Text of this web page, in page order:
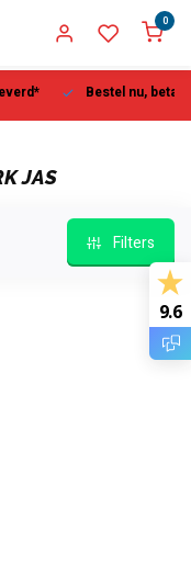
0
Bestel nu, betaal
JAS
Filters
9.6